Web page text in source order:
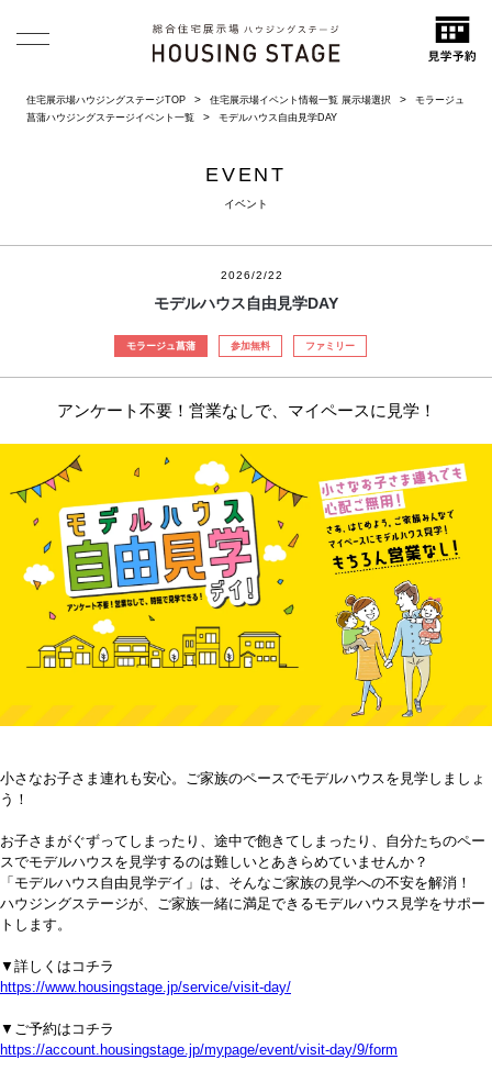
住宅展示場ハウジングステージTOP 住宅展示場イベント情報一覧 展示場選択
モラージュ
菖蒲ハウジングステージイベント一覧
モデルハウス自由見学DAY
EVENT
イベント
2026/2/22
モデルハウス自由見学DAY
モラージュ菖蒲 参加無料 ファミリー
アンケート不要！営業なしで、マイペースに見学！
小さなお子さま連れも安心。ご家族のペースでモデルハウスを見学しましょ
う！
お子さまがぐずってしまったり、途中で飽きてしまったり、自分たちのペー
スでモデルハウスを見学するのは難しいとあきらめていませんか？
「モデルハウス自由見学デイ」は、そんなご家族の見学への不安を解消！
ハウジングステージが、ご家族一緒に満足できるモデルハウス見学をサポー
トします。
▼詳しくはコチラ
https://www.housingstage.jp/service/visit-day/
▼ご予約はコチラ
https://account.housingstage.jp/mypage/event/visit-day/9/form